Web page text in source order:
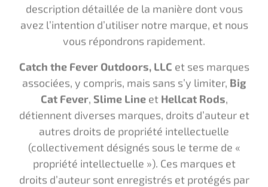
Cat Fever,Slime LineetHellcat Rods,
détiennent diverses marques, droits d’auteur et
autres droits de propriété intellectuelle
propriété intellectuelle »). Ces marques et
droits d’auteur sont enregistrés et protégés par
la législation des États-Unis et les traités
internationaux sur la propriété intellectuelle.
Aucune utilisation ou reproduction de notre
propriété intellectuelle n’est autorisée sans
notre consentement écrit exprès.Cela inclut,